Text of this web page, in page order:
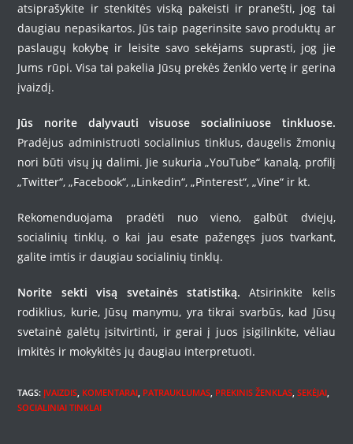
atsiprašykite ir stenkitės viską pakeisti ir pranešti, jog tai
daugiau nepasikartos. Jūs taip pagerinsite savo produktų ar
paslaugų kokybę ir leisite savo sekėjams suprasti, jog jie
Jums rūpi. Visa tai pakelia Jūsų prekės ženklo vertę ir gerina
įvaizdį.
Jūs norite dalyvauti visuose socialiniuose tinkluose.
Pradėjus administruoti socialinius tinklus, daugelis žmonių
nori būti visų jų dalimi. Jie sukuria „YouTube“ kanalą, profilį
„Twitter“, „Facebook“, „Linkedin“, „Pinterest“, „Vine“ ir kt.
Rekomenduojama pradėti nuo vieno, galbūt dviejų,
socialinių tinklų, o kai jau esate pažengęs juos tvarkant,
galite imtis ir daugiau socialinių tinklų.
Norite sekti visą svetainės statistiką.Atsirinkite kelis
rodiklius, kurie, Jūsų manymu, yra tikrai svarbūs, kad Jūsų
svetainė galėtų įsitvirtinti, ir gerai į juos įsigilinkite, vėliau
imkitės ir mokykitės jų daugiau interpretuoti.
TAGS: ĮVAIZDIS, KOMENTARAI, PATRAUKLUMAS, PREKINIS ŽENKLAS, SEKĖJAI,
SOCIALINIAI TINKLAI